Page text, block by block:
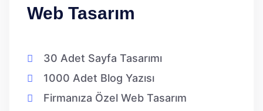
Web Tasarım
30 Adet Sayfa Tasarımı
1000 Adet Blog Yazısı
Firmanıza Özel Web Tasarım